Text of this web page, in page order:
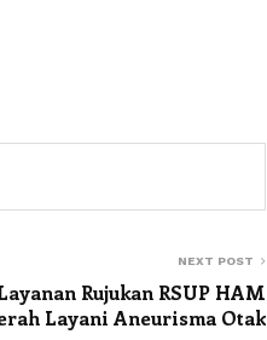
NEXT POST
Rujukan RSUP HAM
Layani Aneurisma Otak